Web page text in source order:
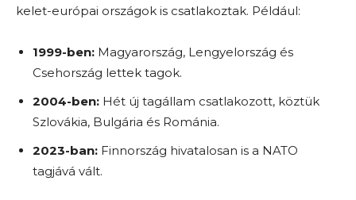
kelet-európai országok is csatlakoztak. Például:
1999-ben: Magyarország, Lengyelország és
Csehország lettek tagok.
2004-ben: Hét új tagállam csatlakozott, köztük
Szlovákia, Bulgária és Románia.
2023-ban: Finnország hivatalosan is a NATO
tagjává vált.